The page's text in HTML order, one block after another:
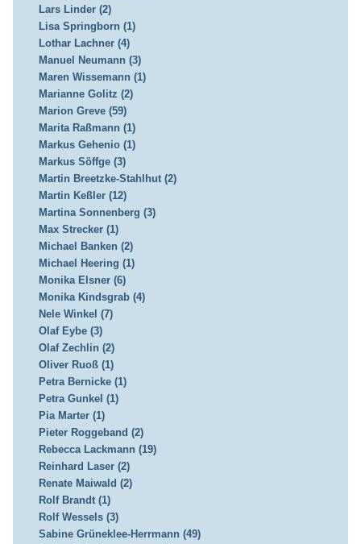
Lars Linder (2)
Lisa Springborn (1)
Lothar Lachner (4)
Manuel Neumann (3)
Maren Wissemann (1)
Marianne Golitz (2)
Marion Greve (59)
Marita Raßmann (1)
Markus Gehenio (1)
Markus Söffge (3)
Martin Breetzke-Stahlhut (2)
Martin Keßler (12)
Martina Sonnenberg (3)
Max Strecker (1)
Michael Banken (2)
Michael Heering (1)
Monika Elsner (6)
Monika Kindsgrab (4)
Nele Winkel (7)
Olaf Eybe (3)
Olaf Zechlin (2)
Oliver Ruoß (1)
Petra Bernicke (1)
Petra Gunkel (1)
Pia Marter (1)
Pieter Roggeband (2)
Rebecca Lackmann (19)
Reinhard Laser (2)
Renate Maiwald (2)
Rolf Brandt (1)
Rolf Wessels (3)
Sabine Grüneklee-Herrmann (49)